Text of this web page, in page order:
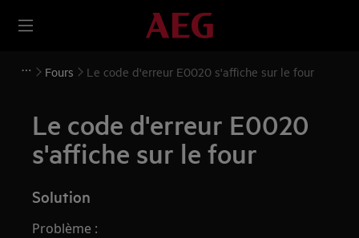
Fours Le code d'erreur E0020 s'affiche sur le four
Le code d'erreur E0020
s'affiche sur le four
Solution
Problème :